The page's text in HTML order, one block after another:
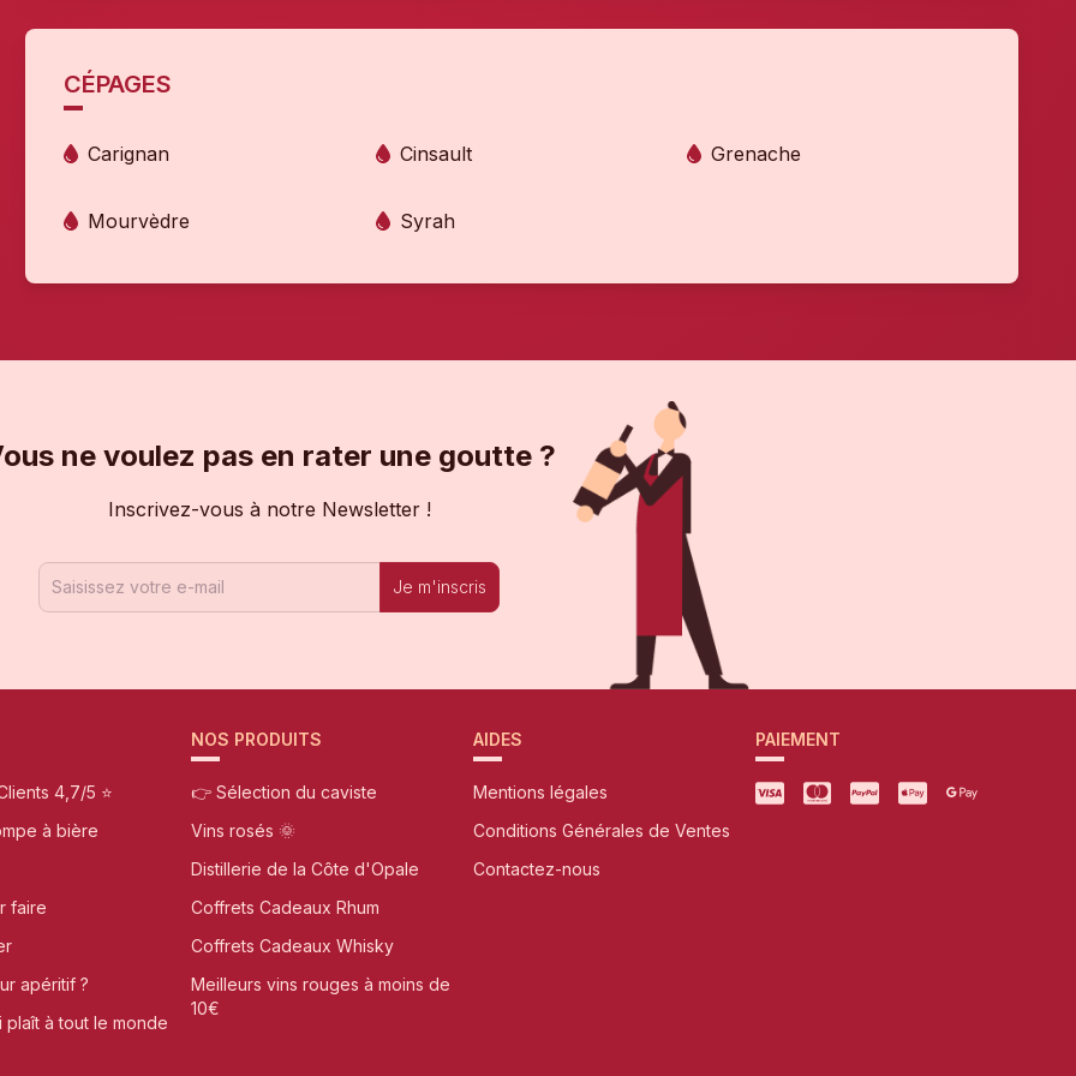
CÉPAGES
Carignan Cinsault Grenache
Mourvèdre Syrah
ne voulez pas en rater une goutte ?
Inscrivez-vous à notre Newsletter !
Je m'inscris
4,7/5 ⭐
à bière
faire
apéritif ?
plaît à tout le monde
NOS PRODUITS
👉 Sélection du caviste
Vins rosés 🌞
Distillerie de la Côte d'Opale
Coffrets Cadeaux Rhum
Coffrets Cadeaux Whisky
Meilleurs vins rouges à moins de
10€
AIDES
Mentions légales
Conditions Générales de Ventes
Contactez-nous
PAIEMENT